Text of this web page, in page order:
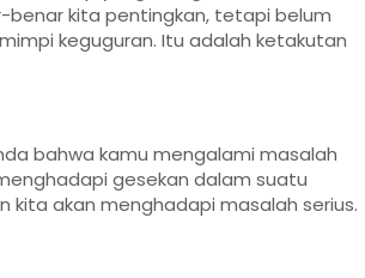
kita pentingkan, tetapi belum
keguguran. Itu adalah ketakutan
bahwa kamu mengalami masalah
gesekan dalam suatu
kita akan menghadapi masalah serius.